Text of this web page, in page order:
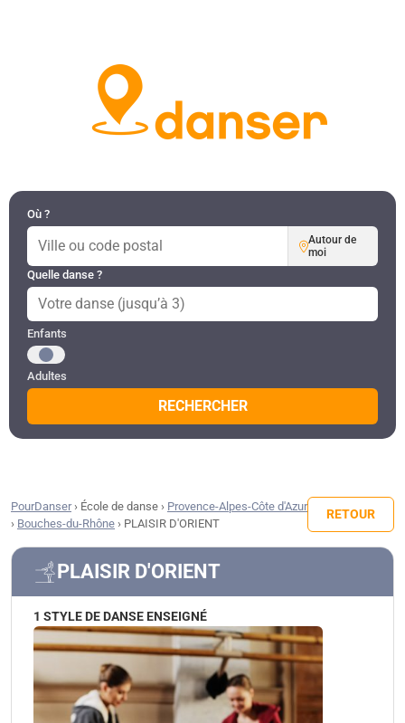
Où ?
Autour de
moi
Quelle danse ?
Public recherché
Enfants
Adultes
RECHERCHER
PourDanser› École de danse › Provence-Alpes-Côte d'Azur
› Bouches-du-Rhône › PLAISIR D'ORIENT
RETOUR
PLAISIR D'ORIENT
1 STYLE DE DANSE ENSEIGNÉ